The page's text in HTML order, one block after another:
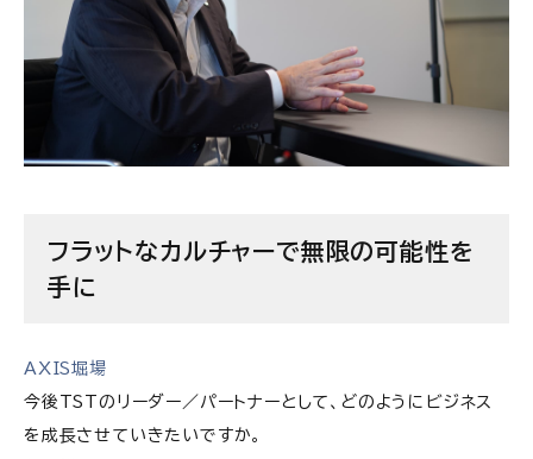
フラットなカルチャーで無限の可能性を
手に
AXIS堀場
今後TSTのリーダー／パートナーとして、どのようにビジネス
を成長させていきたいですか。